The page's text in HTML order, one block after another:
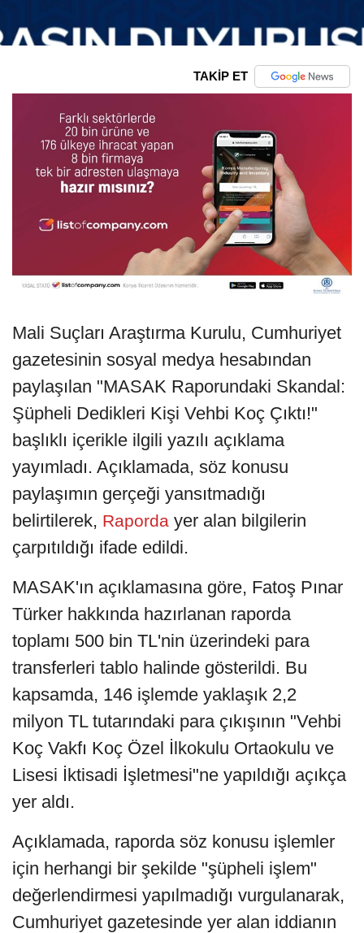
TAKİP ET
Mali Suçları Araştırma Kurulu, Cumhuriyet
gazetesinin sosyal medya hesabından
paylaşılan "MASAK Raporundaki Skandal:
Şüpheli Dedikleri Kişi Vehbi Koç Çıktı!"
başlıklı içerikle ilgili yazılı açıklama
yayımladı. Açıklamada, söz konusu
paylaşımın gerçeği yansıtmadığı
belirtilerek, Raporda yer alan bilgilerin
çarpıtıldığı ifade edildi.
MASAK'ın açıklamasına göre, Fatoş Pınar
Türker hakkında hazırlanan raporda
toplamı 500 bin TL'nin üzerindeki para
transferleri tablo halinde gösterildi. Bu
kapsamda, 146 işlemde yaklaşık 2,2
milyon TL tutarındaki para çıkışının "Vehbi
Koç Vakfı Koç Özel İlkokulu Ortaokulu ve
Lisesi İktisadi İşletmesi"ne yapıldığı açıkça
yer aldı.
Açıklamada, raporda söz konusu işlemler
için herhangi bir şekilde "şüpheli işlem"
değerlendirmesi yapılmadığı vurgulanarak,
Cumhuriyet gazetesinde yer alan iddianın